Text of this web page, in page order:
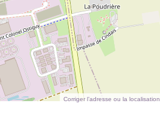
Corriger l’adresse ou la localisation